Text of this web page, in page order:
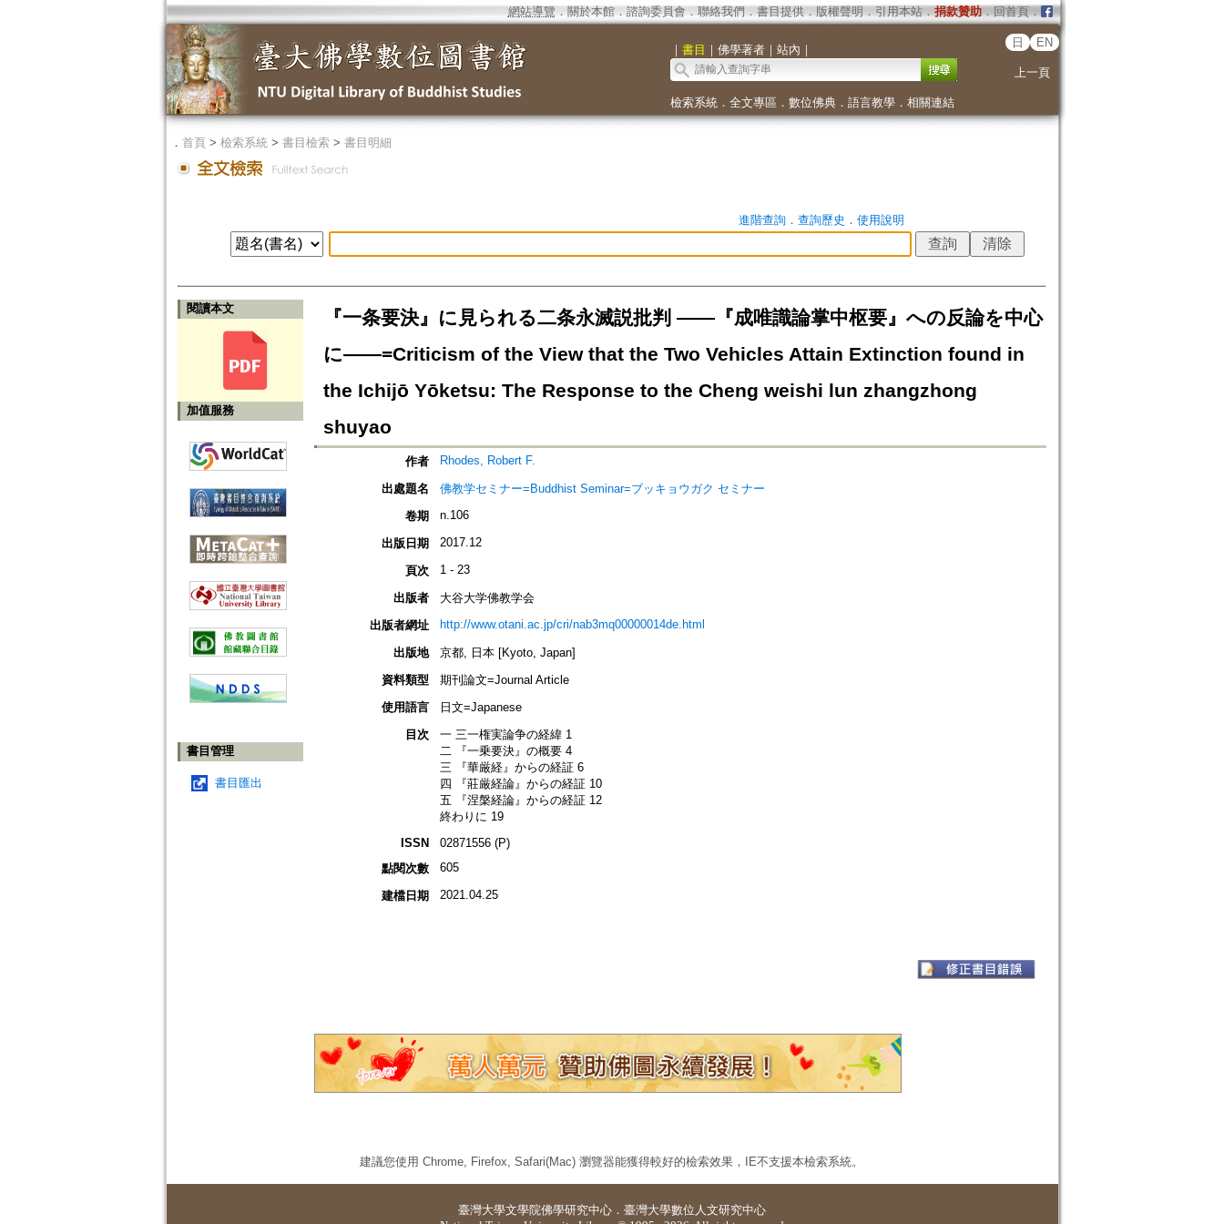
網站導覽 ． 關於本館． 諮詢委員會． 聯絡我們 ． 書目提供． 版權聲明 ． 引用本站． 捐款贊助．回首頁．
｜ 書目 ｜ 佛學著者｜ 站內 ｜
日 EN
上一頁
檢索系統． 全文專區 ． 數位佛典． 語言教學． 相關連結
． 首頁> 檢索系統> 書目檢索> 書目明細
進階查詢． 查詢歷史 ． 使用說明
閱讀本文
加值服務
書目管理
書目匯出
『一条要決』に見られる二条永滅説批判 ——『成唯識論掌中枢要』への反論を中心
に——=Criticism of the View that the Two Vehicles Attain Extinction found in
the Ichijō Yōketsu: The Response to the Cheng weishi lun zhangzhong
shuyao
作者 Rhodes, Robert F.
出處題名
佛教学セミナー=Buddhist Seminar=ブッキョウガク セミナー
卷期
n.106
出版日期 2017.12
頁次 1 - 23
出版者
大谷大学佛教学会
出版者網址
http://www.otani.ac.jp/cri/nab3mq00000014de.html
出版地
京都, 日本 [Kyoto, Japan]
資料類型
期刊論文=Journal Article
使用語言
日文=Japanese
目次
一 三一権実論争の経緯 1
二 『一乗要決』の概要 4
三 『華厳経』からの経証 6
四 『莊厳経論』からの経証 10
五 『涅槃経論』からの経証 12
終わりに 19
ISSN
02871556 (P)
點閱次數
605
建檔日期 2021.04.25
建議您使用 Chrome, Firefox, Safari(Mac) 瀏覽器能獲得較好的檢索效果，IE不支援本檢索系統。
臺灣大學文學院佛學研究中心 ． 臺灣大學數位人文研究中心